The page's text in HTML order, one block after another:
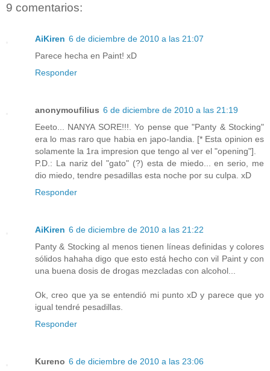
9 comentarios:
AiKiren 6 de diciembre de 2010 a las 21:07
Parece hecha en Paint! xD
Responder
anonymoufilius 6 de diciembre de 2010 a las 21:19
Eeeto... NANYA SORE!!!. Yo pense que "Panty & Stocking"
era lo mas raro que habia en japo-landia. [* Esta opinion es
solamente la 1ra impresion que tengo al ver el "opening"].
P.D.: La nariz del "gato" (?) esta de miedo... en serio, me
dio miedo, tendre pesadillas esta noche por su culpa. xD
Responder
AiKiren 6 de diciembre de 2010 a las 21:22
Panty & Stocking al menos tienen líneas definidas y colores
sólidos hahaha digo que esto está hecho con vil Paint y con
una buena dosis de drogas mezcladas con alcohol...
Ok, creo que ya se entendió mi punto xD y parece que yo
igual tendré pesadillas.
Responder
Kureno 6 de diciembre de 2010 a las 23:06